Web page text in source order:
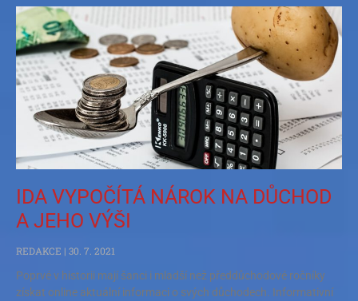
IDA VYPOČÍTÁ NÁROK NA DŮCHOD
A JEHO VÝŠI
REDAKCE
30. 7. 2021
Poprvé v historii mají šanci i mladší než předdůchodové ročníky
získat online aktuální informaci o svých důchodech. Informativní